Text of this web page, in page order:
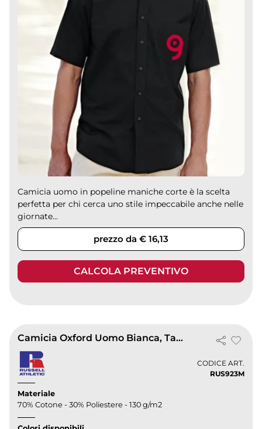
Camicia uomo in popeline maniche corte è la scelta
perfetta per chi cerca uno stile impeccabile anche nelle
giornate...
prezzo da € 16,13
CALCOLA PREVENTIVO
Camicia Oxford Uomo Bianca, Tailored Fit, Cotone 70%
CODICE ART.
RUS923M
Materiale
70% Cotone - 30% Poliestere - 130 g/m2